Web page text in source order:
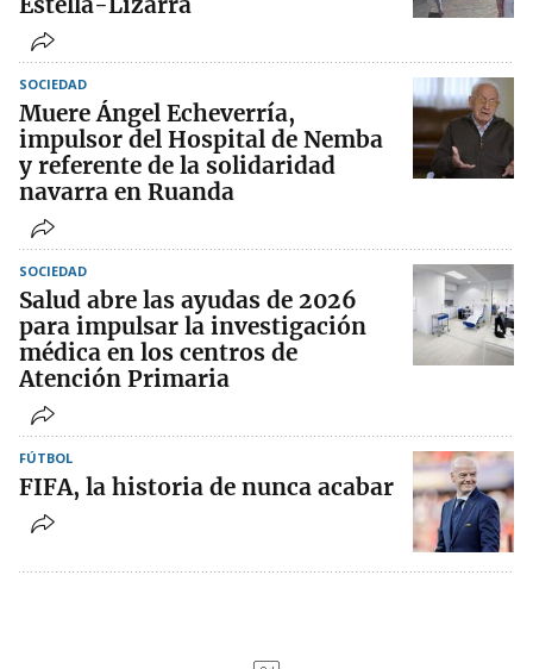
SOCIEDAD
Muere Ángel Echeverría,
impulsor del Hospital de Nemba
y referente de la solidaridad
navarra en Ruanda
SOCIEDAD
Salud abre las ayudas de 2026
para impulsar la investigación
médica en los centros de
Atención Primaria
FÚTBOL
FIFA, la historia de nunca acabar